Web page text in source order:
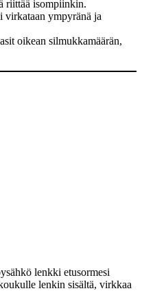
riittää isompiinkin.
ympyränä ja
oikean silmukkamäärän,
lenkki etusormesi
lenkin sisältä, virkkaa